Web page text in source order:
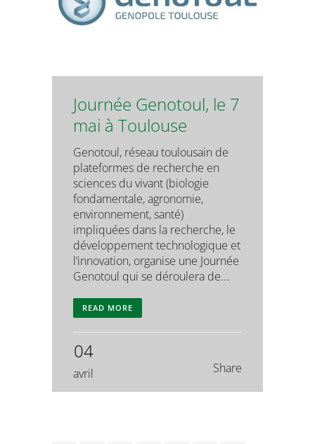
Journée Genotoul, le 7
mai à Toulouse
Genotoul, réseau toulousain de
plateformes de recherche en
sciences du vivant (biologie
fondamentale, agronomie,
environnement, santé)
impliquées dans la recherche, le
développement technologique et
l’innovation, organise une Journée
Genotoul qui se déroulera de...
READ MORE
04
avril Share